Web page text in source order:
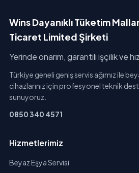
Wins Dayanıklı Tüketim
Ticaret Limited Şirketi
Yerinde onarım, garantili işçilik ve
Türkiye geneli geniş servis ağımız ile
cihazlarınız için profesyonel teknik
sunuyoruz.
0850 340 4571
Hizmetlerimiz
Beyaz Eşya Servisi